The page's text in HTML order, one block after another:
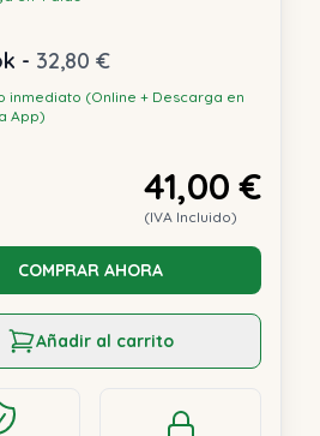
- 32,80 €
inmediato (Online + Descarga en
App)
41,00 €
(IVA Incluido)
COMPRAR AHORA
Añadir al carrito